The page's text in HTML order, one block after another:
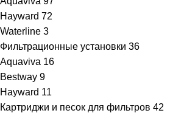
Hayward 72
Waterline 3
Фильтрационные установки 36
Aquaviva 16
Bestway 9
Hayward 11
Картриджи и песок для фильтров 42